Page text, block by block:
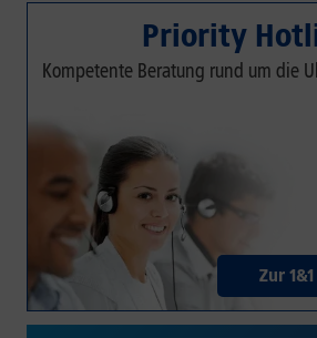
Priority
Kompetente Beratung rund um die
Zur